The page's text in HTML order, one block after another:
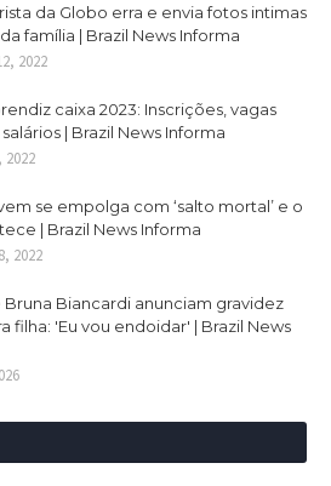
da Globo erra e envia fotos intimas
família | Brazil News Informa
2022
caixa 2023: Inscrições, vagas
| Brazil News Informa
se empolga com ‘salto mortal’ e o
| Brazil News Informa
2022
Bruna Biancardi anunciam gravidez
filha: 'Eu vou endoidar' | Brazil News